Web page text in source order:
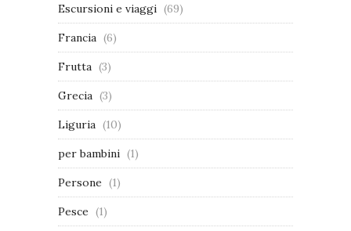
Escursioni e viaggi (69)
Francia (6)
Frutta (3)
Grecia (3)
Liguria (10)
per bambini (1)
Persone (1)
Pesce (1)